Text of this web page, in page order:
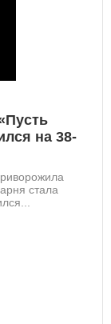
на 38-
стала